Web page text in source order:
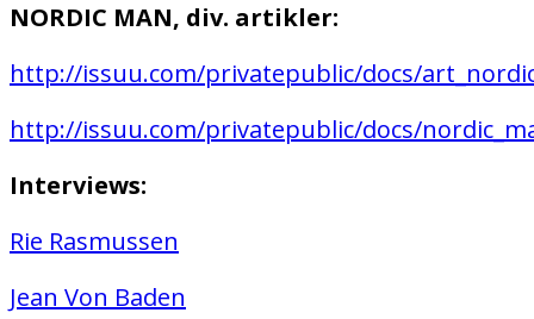
NORDIC MAN, div. artikler:
http://issuu.com/privatepublic/docs/
http://issuu.com/privatepublic/docs/
Interviews:
Rie Rasmussen
Jean Von Baden